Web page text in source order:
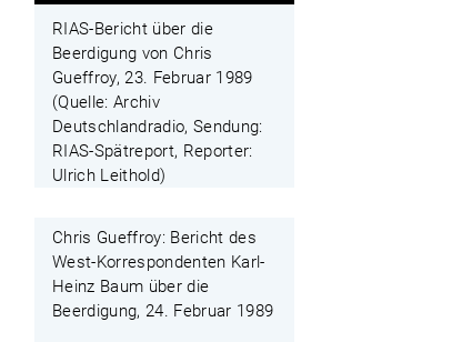
Zeit
RIAS-Bericht über die
Beerdigung von Chris
Gueffroy, 23. Februar 1989
(Quelle: Archiv
Deutschlandradio, Sendung:
RIAS-Spätreport, Reporter:
Ulrich Leithold)
Chris Gueffroy: Bericht des
West-Korrespondenten Karl-
Heinz Baum über die
Beerdigung, 24. Februar 1989